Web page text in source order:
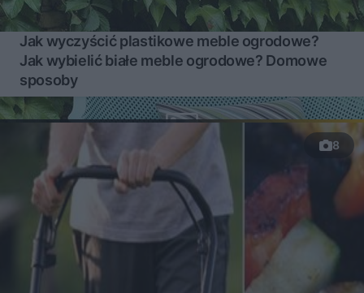
Jak wyczyścić plastikowe meble ogrodowe?
Jak wybielić białe meble ogrodowe? Domowe
sposoby
8